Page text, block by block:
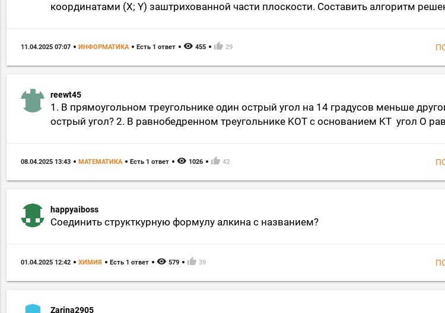
координатами (X; Y) заштрихованной части плоскости. Составить алгоритм
11.04.2025 07:07 ИНФОРМАТИКА Есть 1 ответ remove_red_eye 455 thumb_up 29
reewt45
1. В прямоугольном треугольнике один острый угол на 14 градусов меньше
острый угол? 2. В равнобедренном треугольнике KOT с основанием KT угол О
08.04.2025 13:43 МАТЕМАТИКА Есть 1 ответ remove_red_eye 1026 thumb_up 42
happyaiboss
Соединить структкурную формулу алкина с названием?
01.04.2025 12:42 ХИМИЯ Есть 1 ответ remove_red_eye 579 thumb_up 39
Zarina2905